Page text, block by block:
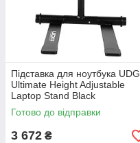
Підставка для ноутбука UDG
Ultimate Height Adjustable
Laptop Stand Black
Готово до відправки
3 672 ₴